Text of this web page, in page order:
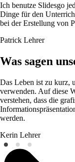
Ich benutze Slidesgo
Dinge für den
bei der Erstellung von
Patrick Lehrer
Was sagen
Das Leben ist zu kurz,
verwenden. Auf diese
verstehen, dass die
werden.
Kerin Lehrer